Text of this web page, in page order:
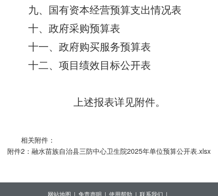
九、
国有资本经营预算支出情况表
十、 政府采购预算表
十一、 政府购买服务预算表
十二、项目绩效目标公开表
上述报表详见附件。
相关附件：
附件2：融水苗族自治县三防中心卫生院2025年单位预算公开表.xlsx
网站地图 | 免责声明 | 使用帮助 | 联系我们 |